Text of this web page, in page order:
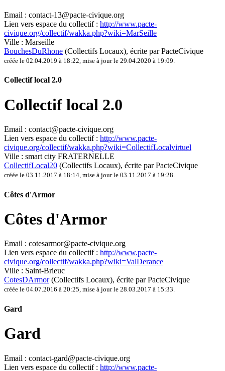
Email : contact-13@pacte-civique.org
Lien vers espace du collectif : http://www.pacte-
civique.org/collectif/wakka.php?wiki=MarSeille
Ville : Marseille
BouchesDuRhone (Collectifs Locaux), écrite par PacteCivique
créée le 02.04.2019 à 18:22, mise à jour le 29.04.2020 à 19:09.
Collectif local 2.0
Collectif local 2.0
Email : contact@pacte-civique.org
Lien vers espace du collectif : http://www.pacte-
civique.org/collectif/wakka.php?wiki=CollectifLocalvirtuel
Ville : smart city FRATERNELLE
CollectifLocal20 (Collectifs Locaux), écrite par PacteCivique
créée le 03.11.2017 à 18:14, mise à jour le 03.11.2017 à 19:28.
Côtes d'Armor
Côtes d'Armor
Email : cotesarmor@pacte-civique.org
Lien vers espace du collectif : http://www.pacte-
civique.org/collectif/wakka.php?wiki=ValDerance
Ville : Saint-Brieuc
CotesDArmor (Collectifs Locaux), écrite par PacteCivique
créée le 04.07.2016 à 20:25, mise à jour le 28.03.2017 à 15:33.
Gard
Gard
Email : contact-gard@pacte-civique.org
Lien vers espace du collectif : http://www.pacte-